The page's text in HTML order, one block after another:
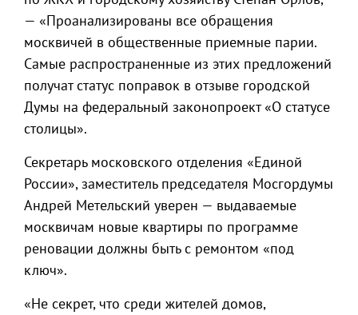
— «Проанализированы все обращения
москвичей в общественные приемные парии.
Самые распространенные из этих предложений
получат статус поправок в отзыве городской
Думы на федеральный законопроект «О статусе
столицы».
Секретарь московского отделения «Единой
России», заместитель председателя Мосгордумы
Андрей Метельский уверен — выдаваемые
москвичам новые квартиры по программе
реновации должны быть с ремонтом «под
ключ».
«Не секрет, что среди жителей домов,